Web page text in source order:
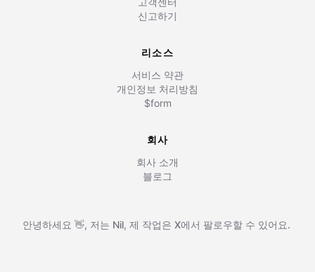
신고하기
리소스
서비스 약관
개인정보 처리방침
$form
회사
회사 소개
블로그
안녕하세요 👋, 저는 Nil, 제 작업은 X에서 팔로우할 수 있어요.